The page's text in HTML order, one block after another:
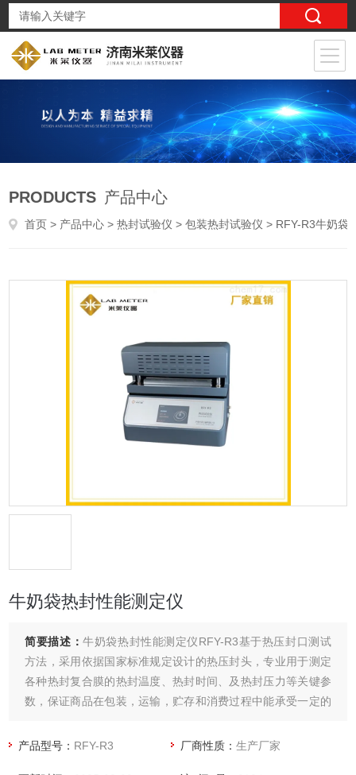
PRODUCTS 产品中心
首页 > 产品中心 >热封试验仪 >包装热封试验仪 > RFY-R3牛奶袋热封性能测定仪
牛奶袋热封性能测定仪
简要描述：牛奶袋热封性能测定仪RFY-R3基于热压封口测试
方法，采用依据国家标准规定设计的热压封头，专业用于测定
各种热封复合膜的热封温度、热封时间、及热封压力等关键参
数，保证商品在包装，运输，贮存和消费过程中能承受一定的
力，热封温度的测定，确定其热封时间、压力和温度，以达到
产品型号： RFY-R3 厂商性质：生产厂家